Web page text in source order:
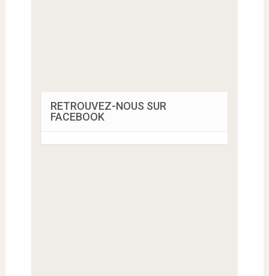
RETROUVEZ-NOUS SUR
FACEBOOK